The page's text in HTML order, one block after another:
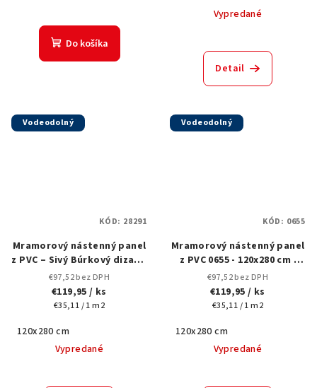
Do košíka
Vypredané
Detail
Vodeodolný
Mramorový nástenný panel
z PVC – Sivý Búrkový dizajn,
28291 , 280x120 cm
€97,52 bez DPH
€119,95/ ks
Jednotková
€35,11 / 1 m2
120x280 cm
Vypredané
KÓD: 28291
Vodeodolný
Mramorový nástenný panel
z PVC 0655 - 120x280 cm |
Čierny s výraznými bielymi
žilami (Matný povrch)
€97,52 bez DPH
€119,95/ ks
Jednotková
€35,11 / 1 m2
120x280 cm
Vypredané
KÓD: 0655